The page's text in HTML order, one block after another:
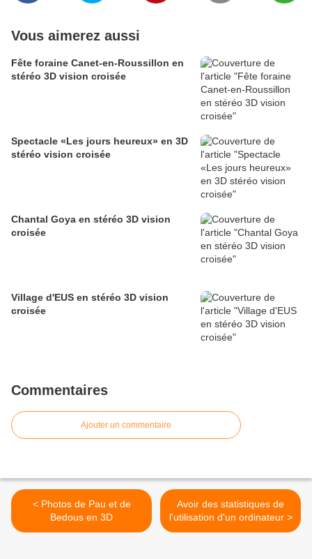
Vous aimerez aussi
Fête foraine Canet-en-Roussillon en
stéréo 3D vision croisée
Spectacle «Les jours heureux» en 3D
stéréo vision croisée
Chantal Goya en stéréo 3D vision
croisée
Village d'EUS en stéréo 3D vision
croisée
Commentaires
Ajouter un commentaire
< Photos de Pau et de
Bedous en 3D
Avoir des statistiques de
l'utilisation d'un ordinateur >